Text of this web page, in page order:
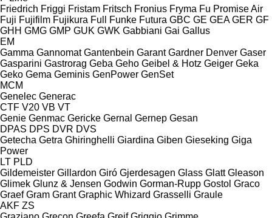
Friedrich Friggi Fristam Fritsch Fronius Fryma Fu Promise Air
Fuji Fujifilm Fujikura Full Funke Futura GBC GE GEA GER GF
GHH GMG GMP GUK GWK Gabbiani Gai Gallus
EM
Gamma Gannomat Gantenbein Garant Gardner Denver Gaser
Gasparini Gastrorag Geba Geho Geibel & Hotz Geiger Geka
Geko Gema Geminis GenPower GenSet
MCM
Genelec Generac
CTF V20 VB VT
Genie Genmac Gericke Gernal Gernep Gesan
DPAS DPS DVR DVS
Getecha Getra Ghiringhelli Giardina Giben Gieseking Giga
Power
LT PLD
Gildemeister Gillardon Giró Gjerdesagen Glass Glatt Gleason
Glimek Glunz & Jensen Godwin Gorman-Rupp Gostol Graco
Graef Gram Grant Graphic Whizard Grasselli Graule
AKF ZS